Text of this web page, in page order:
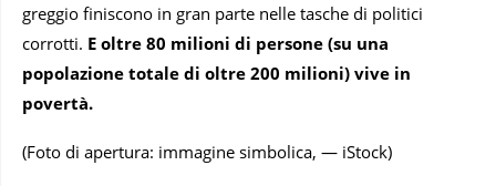
greggio finiscono in gran parte nelle tasche di politici
corrotti. E oltre 80 milioni di persone (su una
popolazione totale di oltre 200 milioni) vive in
povertà.
(Foto di apertura: immagine simbolica, — iStock)